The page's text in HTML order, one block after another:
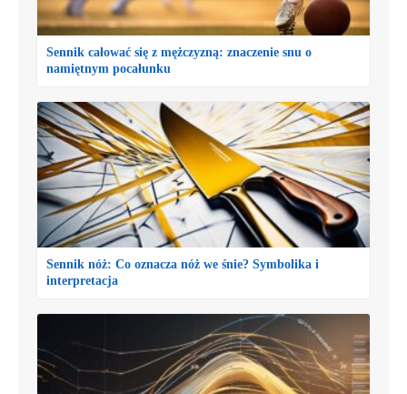
Sennik całować się z mężczyzną: znaczenie snu o
namiętnym pocałunku
Sennik nóż: Co oznacza nóż we śnie? Symbolika i
interpretacja